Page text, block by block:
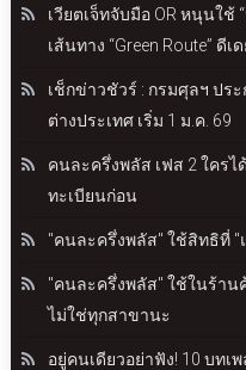
เวียตเจ็ทจับมือ OR หนุนใช้
เส้นทาง “Green Route” ดีเ
เช็กข่าวชัวร์ : กรมศุลฯ ปร
ต่างประเทศ เริ่ม 1 ม.ค. 69
คนละครึ่งพลัส เฟส 2 ใครไ
ทะเบียนก่อน
"คนละครึ่งพลัส" ใช้สิทธิที่ "
"คนละครึ่งพลัส" ใช้ในร้าน
ไม่ใช่ทุกสาขานะ
อยู่คนเดียวอย่าฟัง! 10 บทเ